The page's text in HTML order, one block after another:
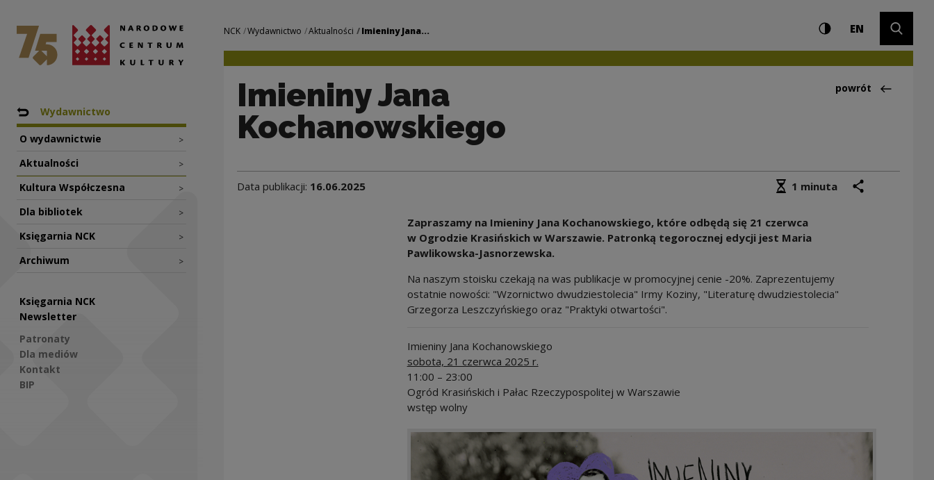
Imieniny Jana Kochanowskiego | Narodowe Centrum
Narodowe Centrum Kultury
Nawigacja
Powrót do: NCK
Wydawnictwo
O wydawnictwie >
Aktualności >
Kultura Współczesna >
Dla bibliotek >
Księgarnia NCK >
Archiwum >
Księgarnia NCK
Newsletter
Patronaty
Dla mediów
Kontakt
BIP
Nawigacja
NCK Wydawnictwo Aktualności Imieniny Jana... Ustawienia iWysoki kontrast
ENCHANGE
Imieniny Jana
Kochanowskiego
Powrót
powrót
Data publikacji: 16.06.2025 Średni czas czytania
1 minuta
Zapraszamy na Imieniny Jana Kochanowskiego, które odbędą się 21 czerwca
w Ogrodzie Krasińskich w Warszawie. Patronką tegorocznej edycji jest Maria
Pawlikowska-Jasnorzewska.
Na naszym stoisku czekają na was publikacje w promocyjnej cenie -20%. Zaprezentujemy
ostatnie nowości: "Wzornictwo dwudziestolecia" Irmy Koziny, "Literaturę dwudziestolecia"
Grzegorza Leszczyńskiego oraz "Praktyki otwartości".
Imieniny Jana Kochanowskiego
sobota, 21 czerwca 2025 r.
11:00 – 23:00
Ogród Krasińskich i Pałac Rzeczypospolitej w Warszawie
wstęp wolny